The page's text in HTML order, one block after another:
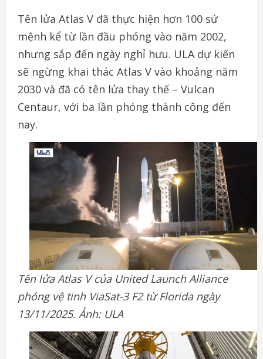
Tên lửa Atlas V đã thực hiện hơn 100 sứ
mệnh kể từ lần đầu phóng vào năm 2002,
nhưng sắp đến ngày nghỉ hưu. ULA dự kiến
sẽ ngừng khai thác Atlas V vào khoảng năm
2030 và đã có tên lửa thay thế – Vulcan
Centaur, với ba lần phóng thành công đến
nay.
Tên lửa Atlas V của United Launch Alliance
phóng vệ tinh ViaSat-3 F2 từ Florida ngày
13/11/2025. Ảnh: ULA